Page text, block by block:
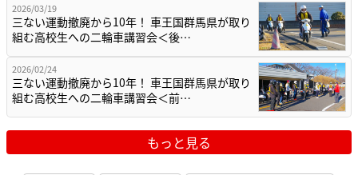
2026/03/19
三ない運動撤廃から10年！ 車王国群馬県が取り
組む高校生への二輪車講習会＜後…
2026/02/24
三ない運動撤廃から10年！ 車王国群馬県が取り
組む高校生への二輪車講習会＜前…
もっと見る